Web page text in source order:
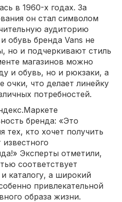
в 1960-х годах. За
он стал символом
аудиторию
обувь бренда Vans не
но и подчеркивают стиль
магазинов можно
и обувь, но и рюкзаки, а
очки, что делает линейку
потребностей.
бренда: «Это
тех, кто хочет получить
Эксперты отметили,
соответствует
каталогу, а широкий
привлекательной
образа жизни.